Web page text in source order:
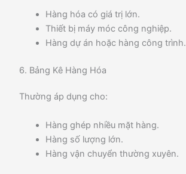
Hàng hóa có giá trị lớn.
Thiết bị máy móc công nghiệp.
Hàng dự án hoặc hàng công trình.
6. Bảng Kê Hàng Hóa
Thường áp dụng cho:
Hàng ghép nhiều mặt hàng.
Hàng số lượng lớn.
Hàng vận chuyển thường xuyên.